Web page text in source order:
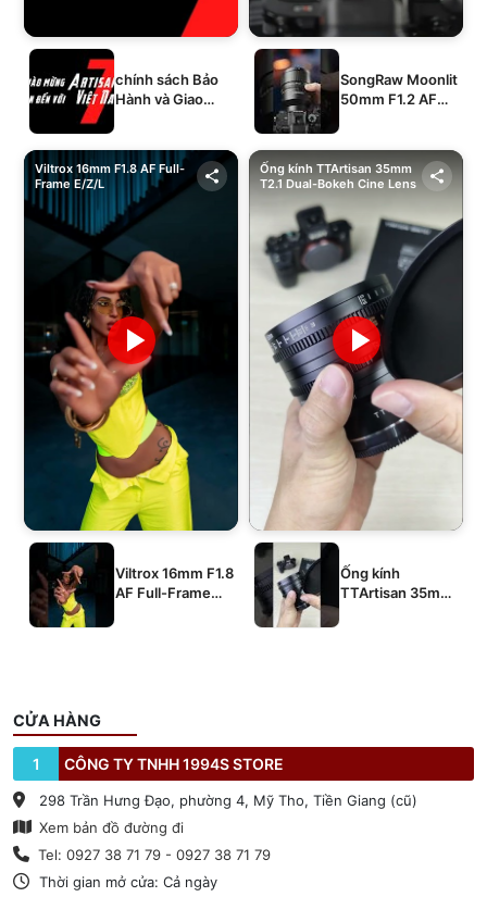
chính sách Bảo
Hành và Giao
SongRaw Moonlit
50mm F1.2 AF
Viltrox 16mm F1.8 AF Full-
Frame E/Z/L
Viltrox 16mm F1.8
AF Full-Frame
Ống kính TTArtisan 35mm
T2.1 Dual-Bokeh Cine Lens
Ống kính
TTArtisan 35mm
CỬA HÀNG
1 CÔNG TY TNHH 1994S STORE
298 Trần Hưng Đạo, phường 4, Mỹ Tho, Tiền Giang (cũ)
Xem bản đồ đường đi
Tel: 0927 38 71 79 - 0927 38 71 79
Thời gian mở cửa: Cả ngày